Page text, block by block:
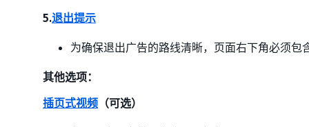
5.退出提示
为确保退出广告的路线清晰，页面右下角必须包
其他选项：
插页式视频 （可选）